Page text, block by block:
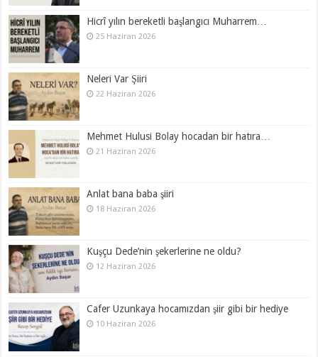
Hicrî yılın bereketli başlangıcı Muharrem…
25 Haziran 2026
Neleri Var Şiiri
22 Haziran 2026
Mehmet Hulusi Bolay hocadan bir hatıra…
21 Haziran 2026
Anlat bana baba şiiri
18 Haziran 2026
Kuşçu Dede’nin şekerlerine ne oldu?
12 Haziran 2026
Cafer Uzunkaya hocamızdan şiir gibi bir hediye
10 Haziran 2026